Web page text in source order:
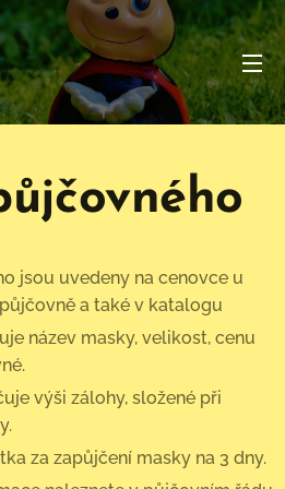
jsou uvedeny na cenovce u
a také v katalogu
název masky, velikost, cenu
výši zálohy, složené při
za zapůjčení masky na 3 dny.